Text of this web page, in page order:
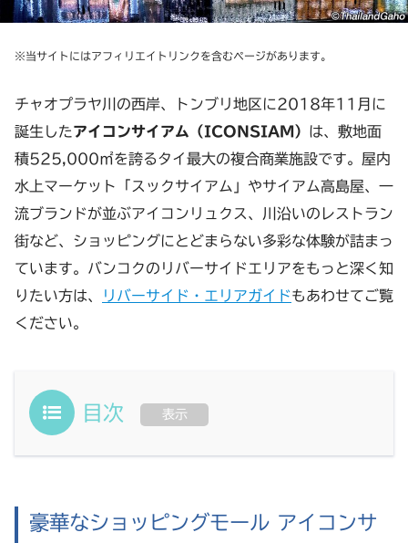
※当サイトにはアフィリエイトリンクを含むページがあります。
チャオプラヤ川の西岸、トンブリ地区に2018年11月に
誕生したアイコンサイアム（ICONSIAM） は、敷地面
積525,000㎡を誇るタイ最大の複合商業施設です。屋内
水上マーケット「スックサイアム」やサイアム高島屋、一
流ブランドが並ぶアイコンリュクス、川沿いのレストラン
街など、ショッピングにとどまらない多彩な体験が詰まっ
ています。バンコクのリバーサイドエリアをもっと深く知
りたい方は、
リバーサイド・エリアガイドもあわせてご覧
ください。
目次 表示
豪華なショッピングモール アイコンサ